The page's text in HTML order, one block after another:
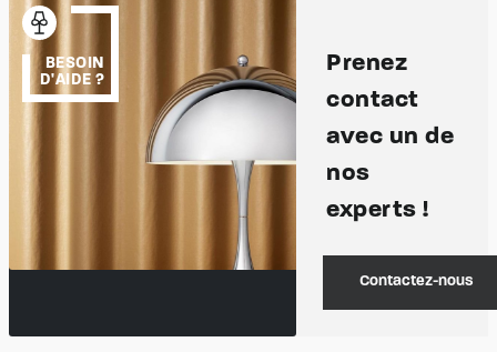
BESOIN
D'AIDE ?
Prenez
contact
avec un de
nos
experts !
Contactez-nous